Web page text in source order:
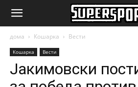
SuperSport.mk
дома Кошарка Вести
Кошарка Вести
Јакимовски